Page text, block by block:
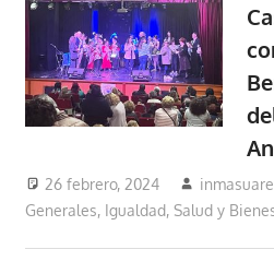
26 febrero, 2024
Generales, Igualdad, Salud y